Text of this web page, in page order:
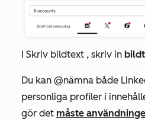
Skriv bildtext , skriv in
Du kan @nämna både
personliga profiler i
gör det måste